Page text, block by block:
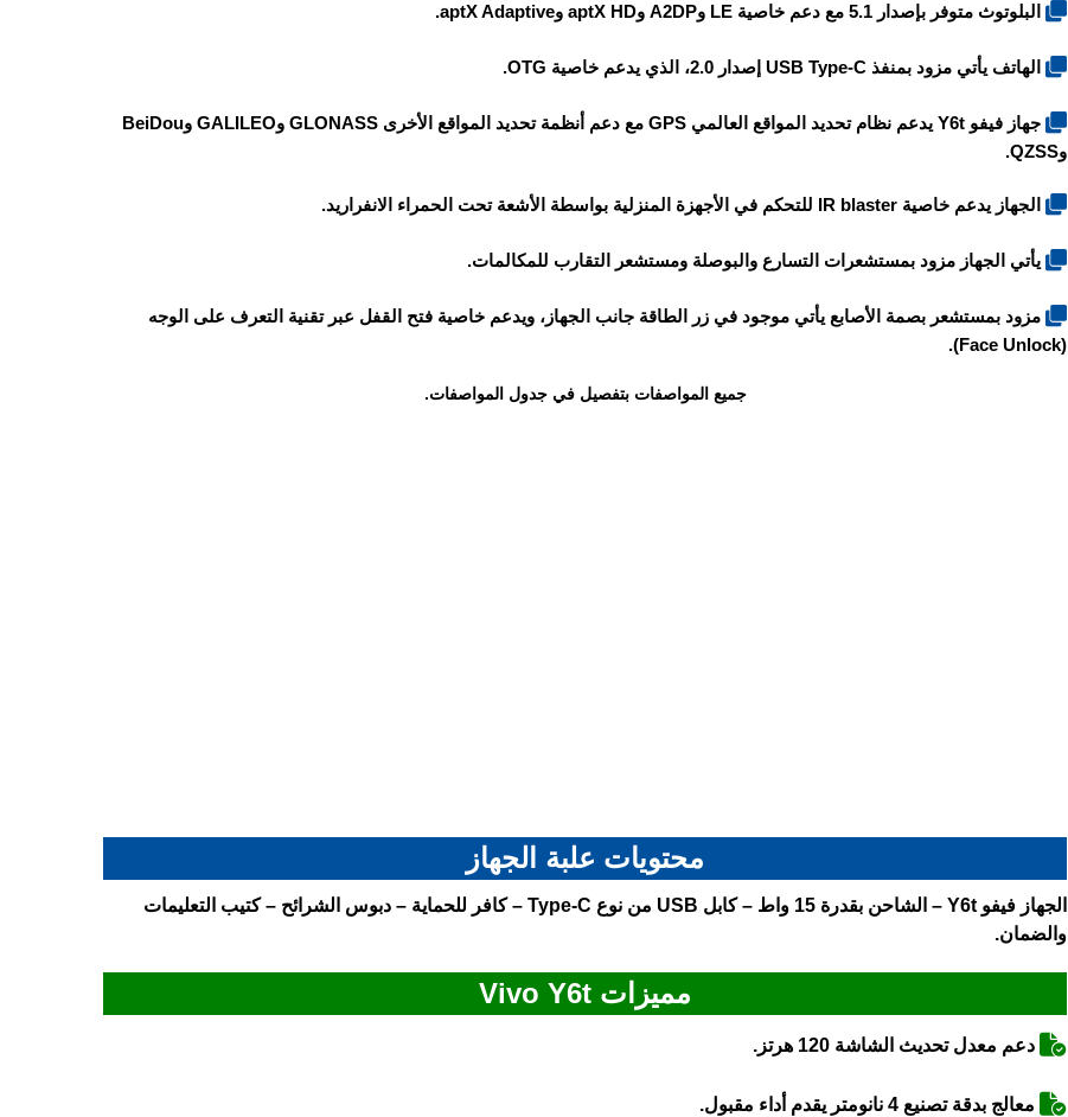
البلوتوث متوفر بإصدار 5.1 مع دعم خاصية LE وA2DP وaptX HD وaptX Adaptive.
الهاتف يأتي مزود بمنفذ USB Type-C إصدار 2.0، الذي يدعم خاصية OTG.
جهاز فيفو Y6t
يدعم نظام تحديد المواقع العالمي GPS مع دعم أنظمة تحديد المواقع الأخرى GLONASS وGALILEO وBeiDou
وQZSS.
الجهاز يدعم خاصية IR blaster للتحكم في الأجهزة المنزلية بواسطة الأشعة تحت الحمراء الانفراريد.
يأتي الجهاز مزود بمستشعرات التسارع والبوصلة ومستشعر التقارب للمكالمات.
مزود بمستشعر بصمة الأصابع يأتي موجود في زر الطاقة جانب الجهاز، ويدعم خاصية فتح القفل عبر تقنية التعرف على الوجه
(Face Unlock).
جميع المواصفات بتفصيل في جدول المواصفات.
محتويات علبة الجهاز
الجهاز فيفو Y6t
– الشاحن بقدرة 15 واط – كابل USB من نوع Type-C – كافر للحماية – دبوس الشرائح – كتيب التعليمات
والضمان.
مميزات Vivo Y6t
دعم معدل تحديث الشاشة 120 هرتز.
معالج بدقة تصنيع 4 نانومتر يقدم أداء مقبول.